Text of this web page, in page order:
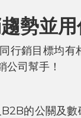
勢並
行銷目標均
公司幫手！
的公關及